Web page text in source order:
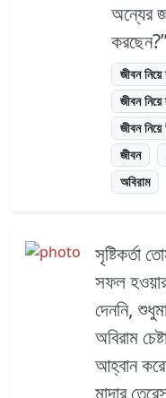
অন্যের
জীবন
জীবন নিয়ে
জীবন
জীবন
অবিরাম
সৃষ্টিকর্তা
সফল
দেননি,
অবিরাম
আহ্‌বান
মাদার